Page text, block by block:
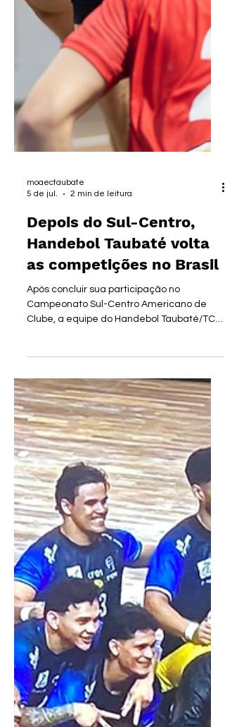
5 de jul.
2 min de leitura
Depois do Sul-Centro,
Handebol Taubaté volta
as competições no Brasil
Após concluir sua participação no
volta as atenções para os campeonatos
SUL/SUDESTE da Liga Nacional e
Campeonato Paulista. No Sul-Centro
Americano de Clubes, a equipe conquistou
a 5ª colocação, realizando seis jogos, com
cinco vitórias e apenas uma derrota,
justamente no confronto que definiria a
permanência na disputa pelo título. Para
uma equipe que possui nove título